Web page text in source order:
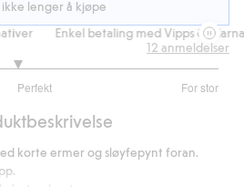
lenger å kjøpe
Enkel betaling med Vipps & Klarna
Perfekt For stor
12 anmeldelser
korte ermer og sløyfepynt foran.